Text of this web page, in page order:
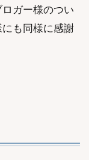
ガー様のつい
も同様に感謝